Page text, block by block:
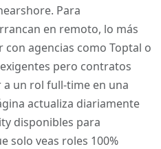
Para
en remoto, lo más
agencias como Toptal o
pero contratos
a un rol full-time en una
actualiza diariamente
disponibles para
solo veas roles 100%